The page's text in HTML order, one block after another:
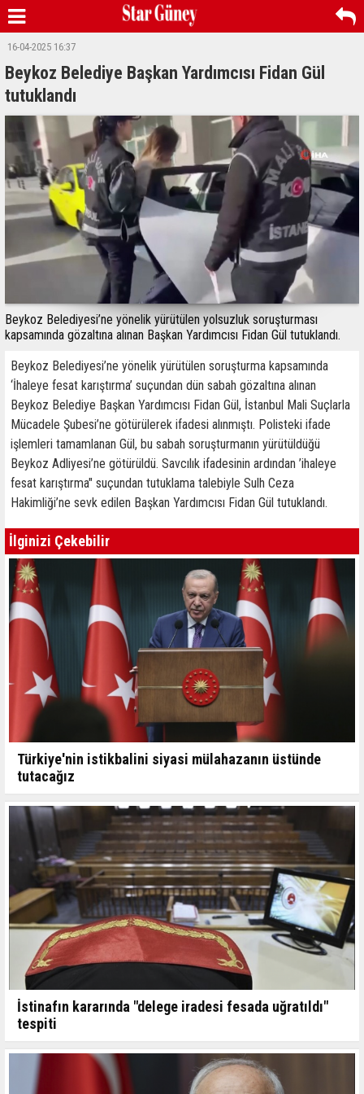
16-04-2025 16:37
Beykoz Belediye Başkan Yardımcısı Fidan Gül
tutuklandı
Beykoz Belediyesi’ne yönelik yürütülen yolsuzluk soruşturması
kapsamında gözaltına alınan Başkan Yardımcısı Fidan Gül tutuklandı.
Beykoz Belediyesi’ne yönelik yürütülen soruşturma kapsamında
‘İhaleye fesat karıştırma’ suçundan dün sabah gözaltına alınan
Beykoz Belediye Başkan Yardımcısı Fidan Gül, İstanbul Mali Suçlarla
Mücadele Şubesi’ne götürülerek ifadesi alınmıştı. Polisteki ifade
işlemleri tamamlanan Gül, bu sabah soruşturmanın yürütüldüğü
Beykoz Adliyesi’ne götürüldü. Savcılık ifadesinin ardından ’ihaleye
fesat karıştırma" suçundan tutuklama talebiyle Sulh Ceza
Hakimliği’ne sevk edilen Başkan Yardımcısı Fidan Gül tutuklandı.
İlginizi Çekebilir
Türkiye'nin istikbalini siyasi mülahazanın üstünde
tutacağız
İstinafın kararında "delege iradesi fesada uğratıldı"
tespiti